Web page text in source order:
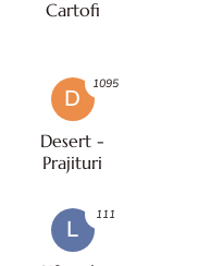
Cartofi
D
Desert -
Prajituri
1095
L
111